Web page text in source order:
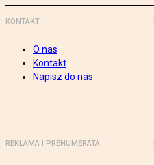
KONTAKT
O nas
Kontakt
Napisz do nas
REKLAMA I PRENUMERATA